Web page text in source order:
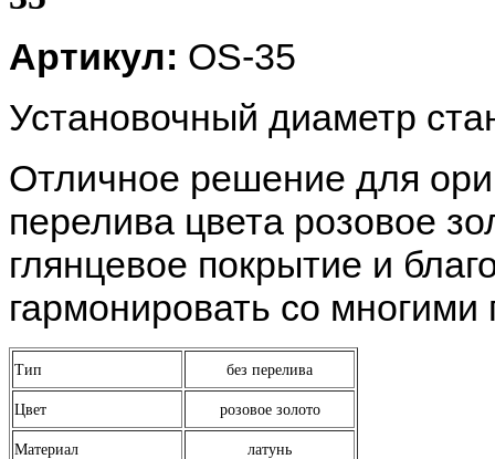
Артикул: OS-35
Установочный диаметр
Отличное решение для
перелива цвета розовое
глянцевое покрытие и
гармонировать со
Тип без перелива
Цвет розовое золото
Материал латунь